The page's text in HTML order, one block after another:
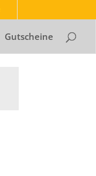
Gutscheine